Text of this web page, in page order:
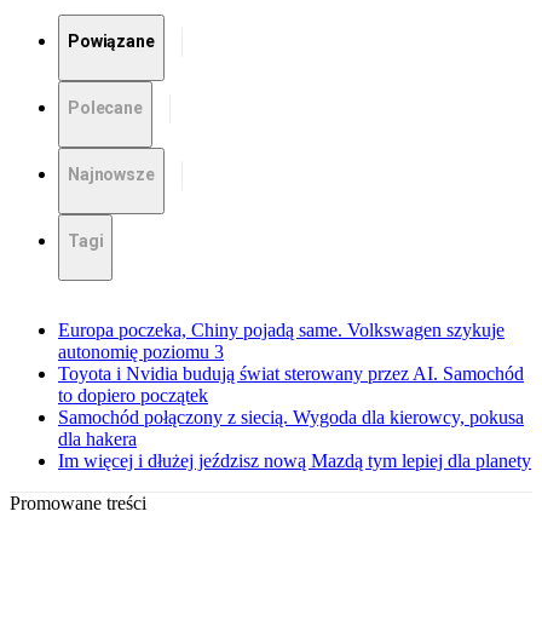
Powiązane
Polecane
Najnowsze
Tagi
Europa poczeka, Chiny pojadą same. Volkswagen szykuje
autonomię poziomu 3
Toyota i Nvidia budują świat sterowany przez AI. Samochód
to dopiero początek
Samochód połączony z siecią. Wygoda dla kierowcy, pokusa
dla hakera
Im więcej i dłużej jeździsz nową Mazdą tym lepiej dla planety
Promowane treści